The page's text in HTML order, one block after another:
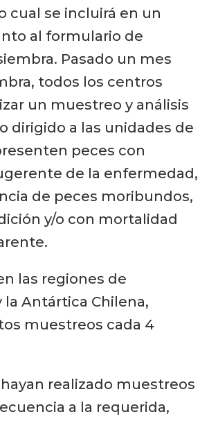
cual se incluirá en un
al formulario de
Pasado un mes
todos los centros
un muestreo y análisis
dirigido a las unidades de
peces con
de la enfermedad,
de peces moribundos,
y/o con mortalidad
las regiones de
la Antártica Chilena,
muestreos cada 4
realizado muestreos
a la requerida,